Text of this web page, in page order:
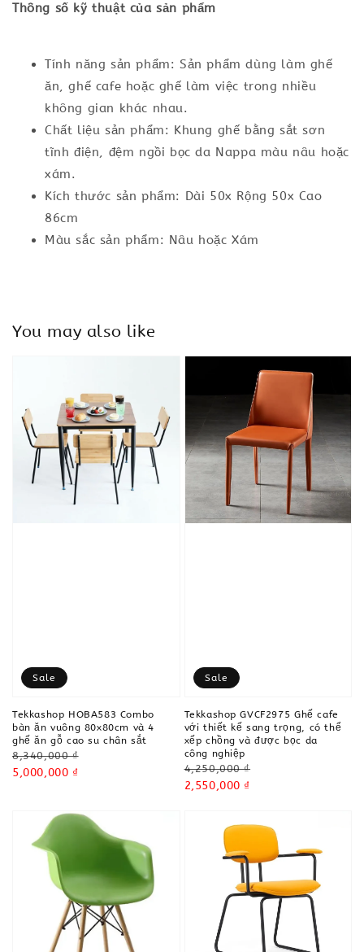
Thông số kỹ thuật của sản phẩm
Tính năng sản phẩm: Sản phẩm dùng làm ghế
ăn, ghế cafe hoặc ghế làm việc trong nhiều
không gian khác nhau.
Chất liệu sản phẩm: Khung ghế bằng sắt sơn
tĩnh điện, đệm ngồi bọc da Nappa màu nâu hoặc
xám.
Kích thước sản phẩm: Dài 50x Rộng 50x Cao
86cm
Màu sắc sản phẩm: Nâu hoặc Xám
You may also like
Sale
Tekkashop HOBA583 Combo
bàn ăn vuông 80x80cm và 4
ghế ăn gỗ cao su chân sắt
Regular
price
8,340,000 ₫
Sale
5,000,000 ₫
Sale
Tekkashop GVCF2975 Ghế cafe
với thiết kế sang trọng, có thể
xếp chồng và được bọc da
công nghiệp
Regular
price
4,250,000 ₫
Sale
2,550,000 ₫